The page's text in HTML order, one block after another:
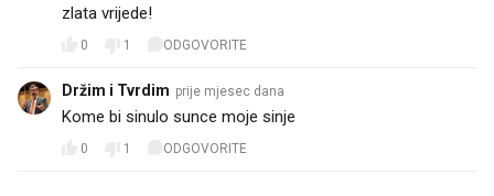
zlata vrijede! 😎
0 1 ODGOVORITE
Držim i Tvrdim prije mjesec dana
Kome bi sinulo sunce moje sinje
0 1 ODGOVORITE